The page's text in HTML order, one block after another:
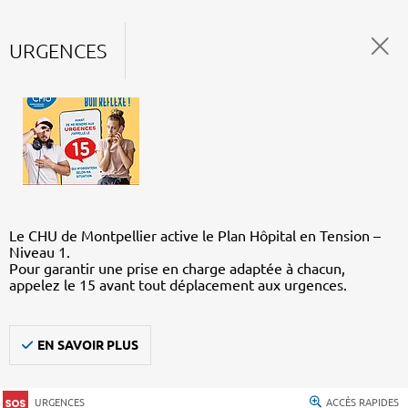
URGENCES
Le CHU de Montpellier active le Plan Hôpital en Tension –
Niveau 1.
Pour garantir une prise en charge adaptée à chacun,
appelez le 15 avant tout déplacement aux urgences.
EN SAVOIR PLUS
URGENCES ACCÈS RAPIDES